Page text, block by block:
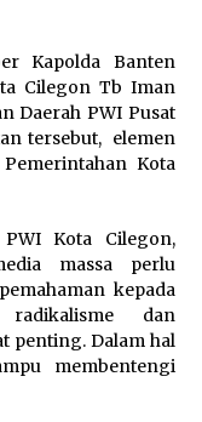
yang Praktis
Samota
Bahari
Kapolda Banten
Cilegon Tb Iman
Daerah PWI Pusat
tersebut, elemen
Kota
Kota Cilegon,
massa perlu
kepada
dan
penting. Dalam hal
membentengi